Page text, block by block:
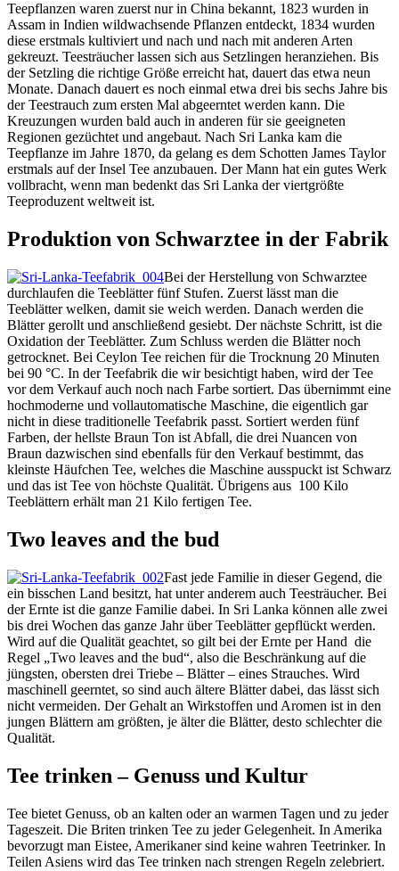
Teepflanzen waren zuerst nur in China bekannt, 1823 wurden in
Assam in Indien wildwachsende Pflanzen entdeckt, 1834 wurden
diese erstmals kultiviert und nach und nach mit anderen Arten
gekreuzt. Teesträucher lassen sich aus Setzlingen heranziehen. Bis
der Setzling die richtige Größe erreicht hat, dauert das etwa neun
Monate. Danach dauert es noch einmal etwa drei bis sechs Jahre bis
der Teestrauch zum ersten Mal abgeerntet werden kann. Die
Kreuzungen wurden bald auch in anderen für sie geeigneten
Regionen gezüchtet und angebaut. Nach Sri Lanka kam die
Teepflanze im Jahre 1870, da gelang es dem Schotten James Taylor
erstmals auf der Insel Tee anzubauen. Der Mann hat ein gutes Werk
vollbracht, wenn man bedenkt das Sri Lanka der viertgrößte
Teeproduzent weltweit ist.
Produktion von Schwarztee in der Fabrik
Bei der Herstellung von Schwarztee
durchlaufen die Teeblätter fünf Stufen. Zuerst lässt man die
Teeblätter welken, damit sie weich werden. Danach werden die
Blätter gerollt und anschließend gesiebt. Der nächste Schritt, ist die
Oxidation der Teeblätter. Zum Schluss werden die Blätter noch
getrocknet. Bei Ceylon Tee reichen für die Trocknung 20 Minuten
bei 90 °C. In der Teefabrik die wir besichtigt haben, wird der Tee
vor dem Verkauf auch noch nach Farbe sortiert. Das übernimmt eine
hochmoderne und vollautomatische Maschine, die eigentlich gar
nicht in diese traditionelle Teefabrik passt. Sortiert werden fünf
Farben, der hellste Braun Ton ist Abfall, die drei Nuancen von
Braun dazwischen sind ebenfalls für den Verkauf bestimmt, das
kleinste Häufchen Tee, welches die Maschine ausspuckt ist Schwarz
und das ist Tee von höchste Qualität. Übrigens aus 100 Kilo
Teeblättern erhält man 21 Kilo fertigen Tee.
Two leaves and the bud
Fast jede Familie in dieser Gegend, die
ein bisschen Land besitzt, hat unter anderem auch Teesträucher. Bei
der Ernte ist die ganze Familie dabei. In Sri Lanka können alle zwei
bis drei Wochen das ganze Jahr über Teeblätter gepflückt werden.
Wird auf die Qualität geachtet, so gilt bei der Ernte per Hand die
Regel „Two leaves and the bud“, also die Beschränkung auf die
jüngsten, obersten drei Triebe – Blätter – eines Strauches. Wird
maschinell geerntet, so sind auch ältere Blätter dabei, das lässt sich
nicht vermeiden. Der Gehalt an Wirkstoffen und Aromen ist in den
jungen Blättern am größten, je älter die Blätter, desto schlechter die
Qualität.
Tee trinken – Genuss und Kultur
Tee bietet Genuss, ob an kalten oder an warmen Tagen und zu jeder
Tageszeit. Die Briten trinken Tee zu jeder Gelegenheit. In Amerika
bevorzugt man Eistee, Amerikaner sind keine wahren Teetrinker. In
Teilen Asiens wird das Tee trinken nach strengen Regeln zelebriert.